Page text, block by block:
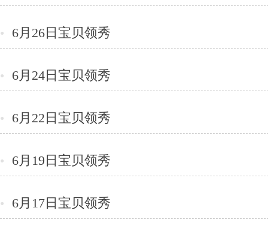
● 6月26日宝贝领秀
● 6月24日宝贝领秀
● 6月22日宝贝领秀
● 6月19日宝贝领秀
● 6月17日宝贝领秀